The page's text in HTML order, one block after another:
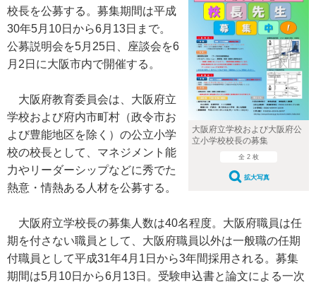
大阪府立学校および大阪府公
立小学校校長の募集
全 2 枚
拡大写真
校長を公募する。募集期間は平成
30年5月10日から6月13日まで。
公募説明会を5月25日、座談会を6
月2日に大阪市内で開催する。
大阪府教育委員会は、大阪府立
学校および府内市町村（政令市お
よび豊能地区を除く）の公立小学
校の校長として、マネジメント能
力やリーダーシップなどに秀でた
熱意・情熱ある人材を公募する。
大阪府立学校長の募集人数は40名程度。大阪府職員は任
期を付さない職員として、大阪府職員以外は一般職の任期
付職員として平成31年4月1日から3年間採用される。募集
期間は5月10日から6月13日。受験申込書と論文による一次